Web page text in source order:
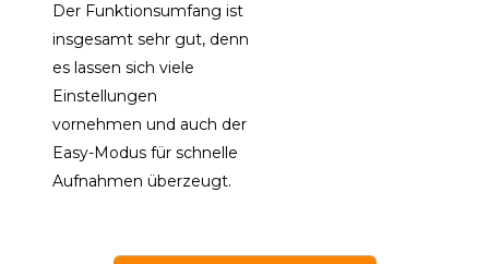
Der Funktionsumfang ist
insgesamt sehr gut, denn
es lassen sich viele
Einstellungen
vornehmen und auch der
Easy-Modus für schnelle
Aufnahmen überzeugt.